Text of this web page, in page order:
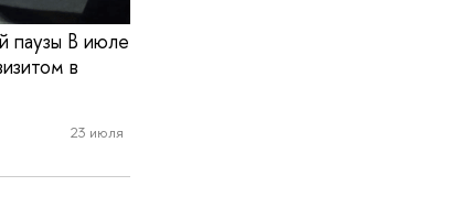
паузы В июле
в
23 июля